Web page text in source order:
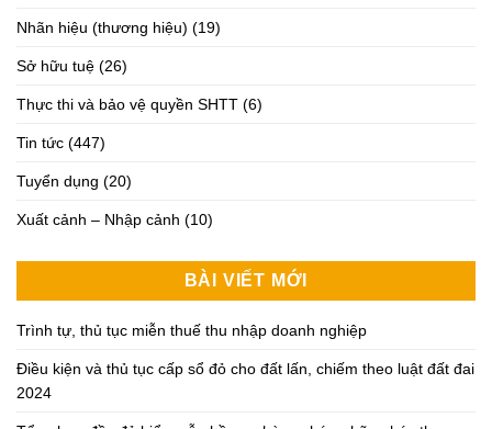
Nhãn hiệu (thương hiệu) (19)
Sở hữu tuệ (26)
Thực thi và bảo vệ quyền SHTT (6)
Tin tức (447)
Tuyển dụng (20)
Xuất cảnh – Nhập cảnh (10)
BÀI VIẾT MỚI
Trình tự, thủ tục miễn thuế thu nhập doanh nghiệp
Điều kiện và thủ tục cấp sổ đỏ cho đất lấn, chiếm theo luật đất đai
2024